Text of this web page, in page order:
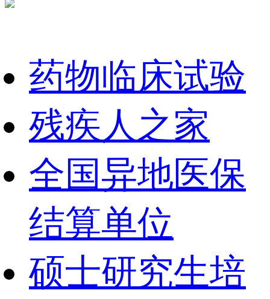
药物临床试验
残疾人之家
全国异地医保
结算单位
硕士研究生培